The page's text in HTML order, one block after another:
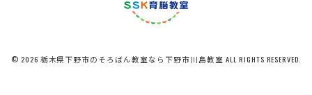
© 2026 栃木県下野市のそろばん教室なら下野市川島教室 ALL RIGHTS RESERVED.